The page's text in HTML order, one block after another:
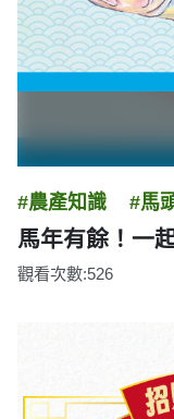
#農產知識 #馬
馬年有餘！一
觀看次數:526